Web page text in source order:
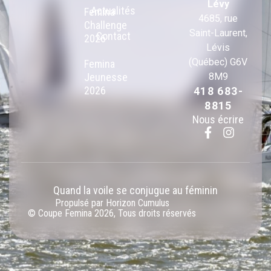
Femina
Challenge
2026
Femina
Jeunesse
2026
Actualités
Contact
Lévy
4685, rue
Saint-Laurent,
Lévis
(Québec) G6V
8M9
418 683-
8815
Nous écrire
© Coupe Femina 2026, Tous droits réservés
Quand la voile se conjugue au féminin
Propulsé par Horizon Cumulus